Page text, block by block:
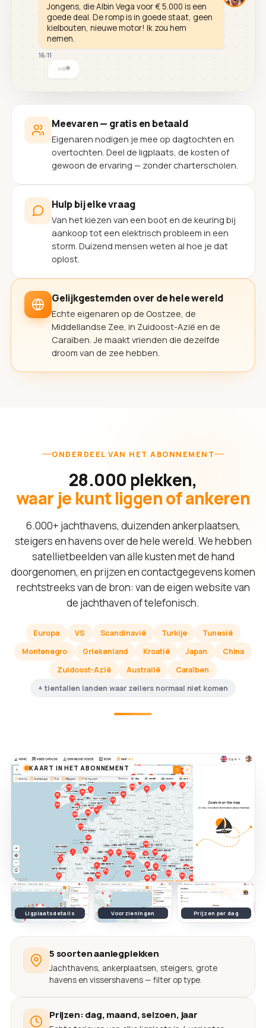
Jongens, die Albin Vega voor € 5.000 is een
goede deal. De romp is in goede staat, geen
kielbouten, nieuwe motor! Ik zou hem
nemen.
16:11
Meevaren — gratis en betaald
Eigenaren nodigen je mee op dagtochten en
overtochten. Deel de ligplaats, de kosten of
gewoon de ervaring — zonder charterscholen.
Hulp bij elke vraag
Van het kiezen van een boot en de keuring bij
aankoop tot een elektrisch probleem in een
storm. Duizend mensen weten al hoe je dat
oplost.
Gelijkgestemden over de hele wereld
Echte eigenaren op de Oostzee, de
Middellandse Zee, in Zuidoost-Azië en de
Caraïben. Je maakt vrienden die dezelfde
droom van de zee hebben.
ONDERDEEL VAN HET ABONNEMENT
28.000 plekken,
waar je kunt liggen of ankeren
6.000+ jachthavens, duizenden ankerplaatsen,
steigers en havens over de hele wereld. We hebben
satellietbeelden van alle kusten met de hand
doorgenomen, en prijzen en contactgegevens komen
rechtstreeks van de bron: van de eigen website van
de jachthaven of telefonisch.
Europa VS Scandinavië Turkije
Tunesië
Montenegro
Griekenland Kroatië Japan
China
Zuidoost-Azië
Australië
Caraïben
+ tientallen landen waar zeilers normaal niet komen
KAART IN HET ABONNEMENT
Ligplaatsdetails Voorzieningen Prijzen per dag
5 soorten aanlegplekken
Jachthavens, ankerplaatsen, steigers, grote
havens en vissershavens — filter op type.
Prijzen: dag, maand, seizoen, jaar